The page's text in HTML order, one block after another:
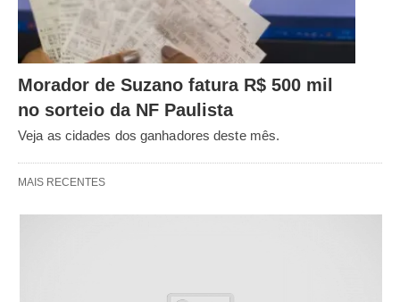
Morador de Suzano fatura R$ 500 mil
no sorteio da NF Paulista
Veja as cidades dos ganhadores deste mês.
MAIS RECENTES